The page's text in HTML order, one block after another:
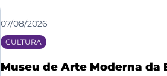
07/08/2026
CULTURA
Museu de Arte Moderna da